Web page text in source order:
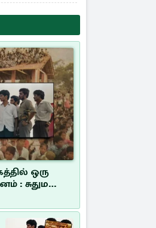
ஒரு
: சுதுமலை
பாடம்